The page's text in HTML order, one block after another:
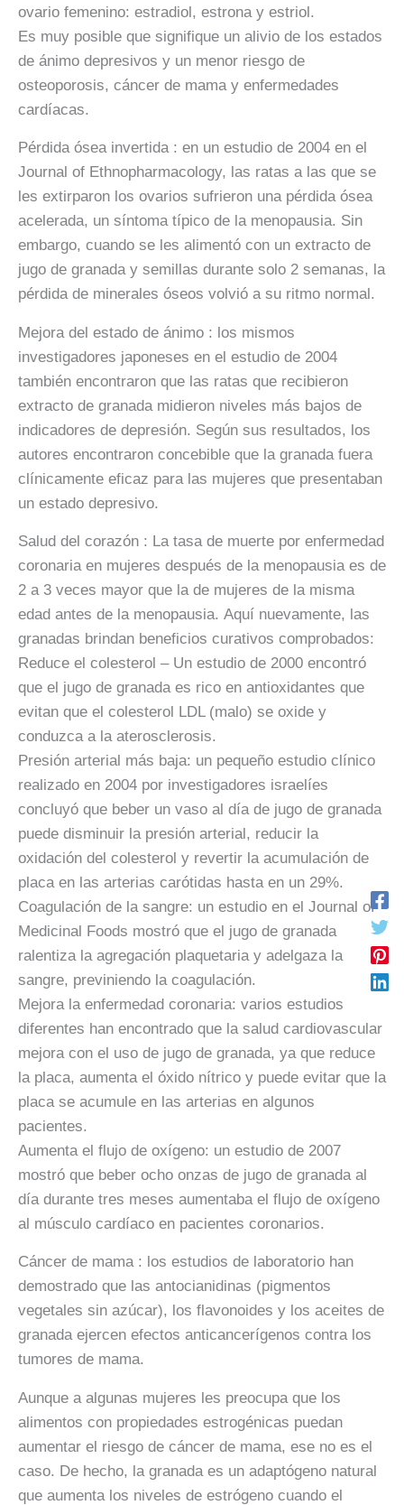
ovario femenino: estradiol, estrona y estriol.
Es muy posible que signifique un alivio de los estados
de ánimo depresivos y un menor riesgo de
osteoporosis, cáncer de mama y enfermedades
cardíacas.
Pérdida ósea invertida: en un estudio de 2004 en el
Journal of Ethnopharmacology, las ratas a las que se
les extirparon los ovarios sufrieron una pérdida ósea
acelerada, un síntoma típico de la menopausia. Sin
embargo, cuando se les alimentó con un extracto de
jugo de granada y semillas durante solo 2 semanas, la
pérdida de minerales óseos volvió a su ritmo normal.
Mejora del estado de ánimo : los mismos
investigadores japoneses en el estudio de 2004
también encontraron que las ratas que recibieron
extracto de granada midieron niveles más bajos de
indicadores de depresión. Según sus resultados, los
autores encontraron concebible que la granada fuera
clínicamente eficaz para las mujeres que presentaban
un estado depresivo.
Salud del corazón : La tasa de muerte por enfermedad
coronaria en mujeres después de la menopausia es de
2 a 3 veces mayor que la de mujeres de la misma
edad antes de la menopausia. Aquí nuevamente, las
granadas brindan beneficios curativos comprobados:
Reduce el colesterol – Un estudio de 2000 encontró
que el jugo de granada es rico en antioxidantes que
evitan que el colesterol LDL (malo) se oxide y
conduzca a la aterosclerosis.
Presión arterial más baja: un pequeño estudio clínico
realizado en 2004 por investigadores israelíes
concluyó que beber un vaso al día de jugo de granada
puede disminuir la presión arterial, reducir la
oxidación del colesterol y revertir la acumulación de
placa en las arterias carótidas hasta en un 29%.
Coagulación de la sangre: un estudio en el Journal of
Medicinal Foods mostró que el jugo de granada
ralentiza la agregación plaquetaria y adelgaza la
sangre, previniendo la coagulación.
Mejora la enfermedad coronaria: varios estudios
diferentes han encontrado que la salud cardiovascular
mejora con el uso de jugo de granada, ya que reduce
la placa, aumenta el óxido nítrico y puede evitar que la
placa se acumule en las arterias en algunos
pacientes.
Aumenta el flujo de oxígeno: un estudio de 2007
mostró que beber ocho onzas de jugo de granada al
día durante tres meses aumentaba el flujo de oxígeno
al músculo cardíaco en pacientes coronarios.
Cáncer de mama: los estudios de laboratorio han
demostrado que las antocianidinas (pigmentos
vegetales sin azúcar), los flavonoides y los aceites de
granada ejercen efectos anticancerígenos contra los
tumores de mama.
Aunque a algunas mujeres les preocupa que los
alimentos con propiedades estrogénicas puedan
aumentar el riesgo de cáncer de mama, ese no es el
caso. De hecho, la granada es un adaptógeno natural
que aumenta los niveles de estrógeno cuando el